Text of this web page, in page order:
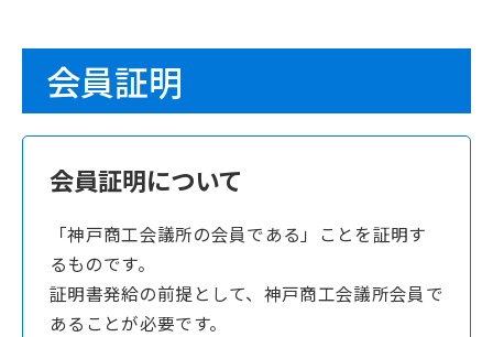
会員証明
会員証明について
「神戸商工会議所の会員である」ことを証明す
るものです。
証明書発給の前提として、神戸商工会議所会員で
あることが必要です。